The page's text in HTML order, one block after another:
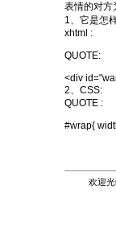
表情的对方
1、它是怎
xhtml :
QUOTE:
<div
2、CSS:
QUOTE :
#wrap{
欢迎